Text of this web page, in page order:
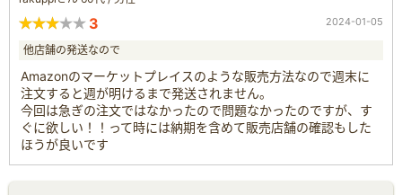
3 2024-01-05
他店舗の発送なので
Amazonのマーケットプレイスのような販売方法なので週末に
注文すると週が明けるまで発送されません。
今回は急ぎの注文ではなかったので問題なかったのですが、す
ぐに欲しい！！って時には納期を含めて販売店舗の確認もした
ほうが良いです